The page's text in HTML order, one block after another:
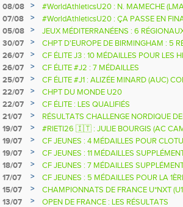
08/08 >
#WorldAthleticsU20 : N. MAMECHE
07/08
>
#WorldAthleticsU20 : ÇA PASSE EN
SAUTEURS
05/08 >
JEUX MÉDITERRANÉENS : 6
30/07
>
CHPT D'EUROPE DE BIRMINGHAM : 5
26/07
>
CF ÉLITE J3 : 10 MÉDAILLES POUR LES
26/07
>
CF ÉLITE #J2 : 7 MÉDAILLES
25/07
>
CF ÉLITE #J1 : ALIZÉE MINARD (AUC)
NATIONALE
22/07 >
CHPT DU MONDE U20
22/07
>
CF ÉLITE : LES QUALIFIÉS
21/07
>
RÉSULTATS CHALLENGE NORDIQUE
2025 2026
19/07 >
#RIETI26 🇮🇹 : JULIE BOURGIS (AC
D'EUROPE U18 DE LA PERCHE
19/07 >
CF JEUNES : 4 MÉDAILLES POUR
19/07
>
CF JEUNES : 11 MÉDAILLES
18/07
>
CF JEUNES : 7 MÉDAILLES
17/07
>
CF JEUNES : 5 MÉDAILLES POUR LA
15/07
>
CHAMPIONNATS DE FRANCE U*NXT
13/07
>
OPEN DE FRANCE : LES RÉSULTATS